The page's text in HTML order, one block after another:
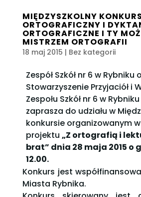
MIĘDZYSZKOLNY KONKURS
ORTOGRAFICZNY I
ORTOGRAFICZNE I TY
MISTRZEM ORTOGRAFII
18 maj 2015 | Bez kategorii
Zespół Szkół nr 6 w Rybniku
Stowarzyszenie Przyjaciół i
Zespołu Szkół nr 6 w Rybniku
zaprasza do udziału w
konkursie organizowanym
projektu „Z ortografią i
brat” dnia 28 maja 2015 o
12.00.
Konkurs jest
Miasta Rybnika.